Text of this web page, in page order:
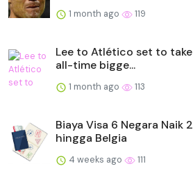
1 month ago 119
Lee to Atlético set to
all-time bigge...
1 month ago 113
Biaya Visa 6 Negara Naik
hingga Belgia
4 weeks ago 111